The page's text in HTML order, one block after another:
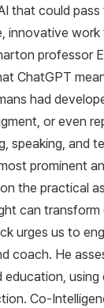
that could pass
innovative work
professor
ChatGPT
had
or even
speaking, and
prominent
the practical
can transform
urges us to
coach. He
education,
Co-